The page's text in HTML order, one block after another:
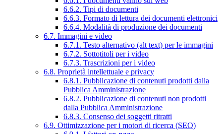
6.6.2. Tipi di documenti
6.6.3. Formato di lettura dei documenti elettronici
6.6.4. Modalità di produzione dei documenti
6.7. Immagini e video
6.7.1. Testo alternativo (alt text) per le immagini
6.7.2. Sottotitoli per i video
6.7.3. Trascrizioni per i video
6.8. Proprietà intellettuale e privacy
6.8.1. Pubblicazione di contenuti prodotti dalla
Pubblica Amministrazione
6.8.2. Pubblicazione di contenuti non prodotti
dalla Pubblica Amministrazione
6.8.3. Consenso dei soggetti ritratti
6.9. Ottimizzazione per i motori di ricerca (SEO)